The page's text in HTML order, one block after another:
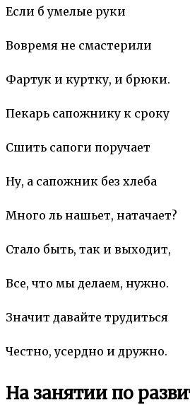
Если б умелые руки
Вовремя не смастерили
Фартук и куртку, и брюки.
Пекарь сапожнику к сроку
Сшить сапоги поручает
Ну, а сапожник без хлеба
Много ль нашьет, натачает?
Стало быть, так и выходит,
Все, что мы делаем, нужно.
Значит давайте трудиться
Честно, усердно и дружно.
На занятии по